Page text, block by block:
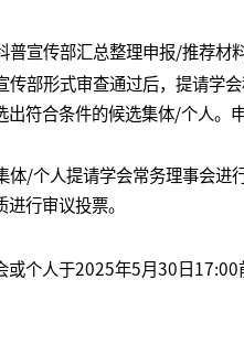
普宣传部汇总整理申报/推荐材
传部形式审查通过后，提请学
出符合条件的候选集体/个人
体/个人提请学会常务理事会进
行审议投票。
或个人于2025年5月30日